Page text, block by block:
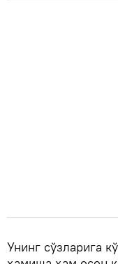
Унинг сўзларига